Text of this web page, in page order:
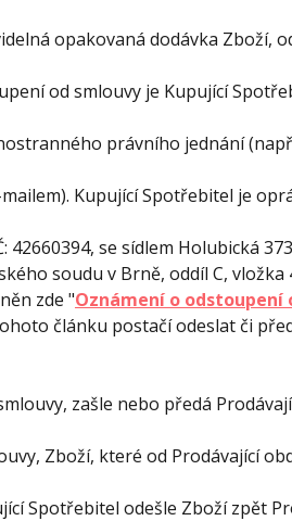
opakovaná dodávka Zboží,
od smlouvy je Kupující
právního jednání
Kupující Spotřebitel je
42660394, se sídlem Holubická
soudu v Brně, oddíl C, vložka
zde "Oznámení o odstoupení
článku postačí odeslat či
zašle nebo předá
Zboží, které od Prodávající
Spotřebitel odešle Zboží zpět